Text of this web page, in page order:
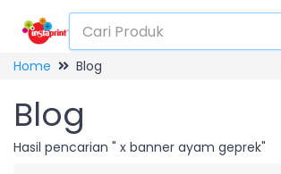
Home Blog
Blog
Hasil pencarian " x banner ayam geprek"